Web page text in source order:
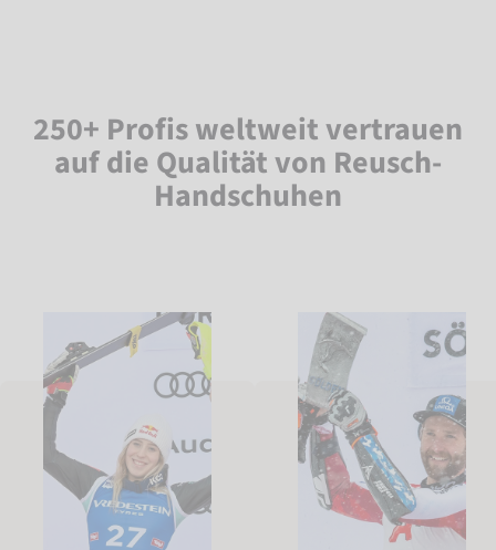
250+ Profis weltweit vertrauen
auf die Qualität von Reusch-
Handschuhen